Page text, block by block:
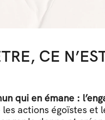
CE
qui en émane :
actions égoïstes et